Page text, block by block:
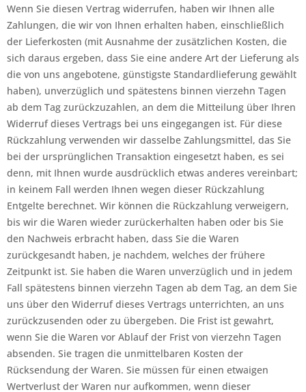
Wenn Sie diesen Vertrag widerrufen, haben wir Ihnen alle
Zahlungen, die wir von Ihnen erhalten haben, einschließlich
der Lieferkosten (mit Ausnahme der zusätzlichen Kosten, die
sich daraus ergeben, dass Sie eine andere Art der Lieferung als
die von uns angebotene, günstigste Standardlieferung gewählt
haben), unverzüglich und spätestens binnen vierzehn Tagen
ab dem Tag zurückzuzahlen, an dem die Mitteilung über Ihren
Widerruf dieses Vertrags bei uns eingegangen ist. Für diese
Rückzahlung verwenden wir dasselbe Zahlungsmittel, das Sie
bei der ursprünglichen Transaktion eingesetzt haben, es sei
denn, mit Ihnen wurde ausdrücklich etwas anderes vereinbart;
in keinem Fall werden Ihnen wegen dieser Rückzahlung
Entgelte berechnet. Wir können die Rückzahlung verweigern,
bis wir die Waren wieder zurückerhalten haben oder bis Sie
den Nachweis erbracht haben, dass Sie die Waren
zurückgesandt haben, je nachdem, welches der frühere
Zeitpunkt ist. Sie haben die Waren unverzüglich und in jedem
Fall spätestens binnen vierzehn Tagen ab dem Tag, an dem Sie
uns über den Widerruf dieses Vertrags unterrichten, an uns
zurückzusenden oder zu übergeben. Die Frist ist gewahrt,
wenn Sie die Waren vor Ablauf der Frist von vierzehn Tagen
absenden. Sie tragen die unmittelbaren Kosten der
Rücksendung der Waren. Sie müssen für einen etwaigen
Wertverlust der Waren nur aufkommen, wenn dieser